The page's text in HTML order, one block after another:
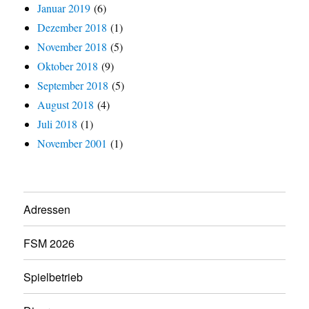
Januar 2019 (6)
Dezember 2018 (1)
November 2018 (5)
Oktober 2018 (9)
September 2018 (5)
August 2018 (4)
Juli 2018 (1)
November 2001 (1)
Adressen
FSM 2026
Spielbetrieb